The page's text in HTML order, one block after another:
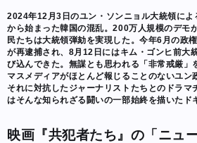
2024年12月3日のユン・ソンニョル大統領によ
から始まった韓国の混乱。200万人規模のデモ
民たちは大統領弾劾を実現した。今年6月の政
が再逮捕され、8月12日にはキム・ゴンヒ前大
び込んできた。無謀とも思われる「非常戒厳」
マスメディアがほとんど報じることのないユン
それに対抗したジャーナリストたちとのドラマ
はそんな知られざる闘いの一部始終を描いたド
映画『共犯者たち』の「ニュ